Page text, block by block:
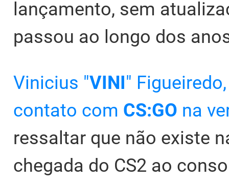
lançamento, sem
passou ao longo dos
Vinicius "VINI"
contato com CS:GO na
ressaltar que não existe
chegada do CS2 ao